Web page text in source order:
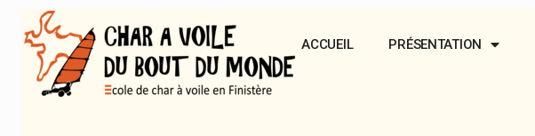
ACCUEIL PRÉSENTATION